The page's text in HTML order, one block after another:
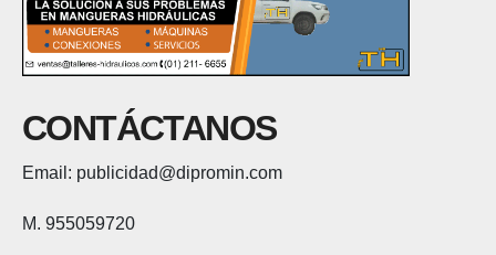
CONTÁCTANOS
Email: publicidad@dipromin.com
M. 955059720